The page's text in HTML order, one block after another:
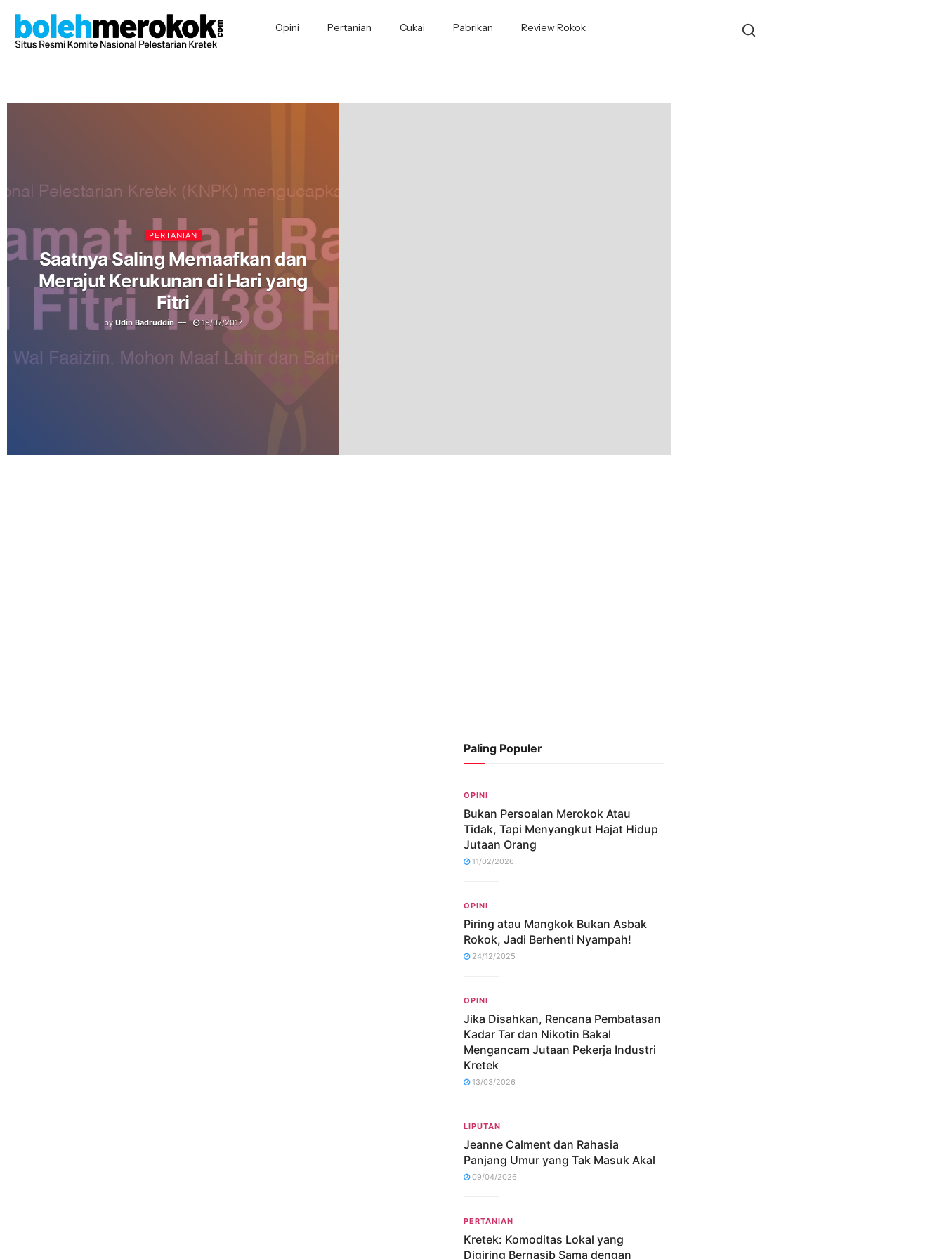
Opini Pertanian Cukai Pabrikan Review Rokok
PERTANIAN
Saatnya Saling Memaafkan dan
Merajut Kerukunan di Hari yang
Fitri
by Udin Badruddin 19/07/2017
Paling Populer
OPINI
Bukan Persoalan Merokok Atau
Tidak, Tapi Menyangkut Hajat Hidup
Jutaan Orang
11/02/2026
OPINI
Piring atau Mangkok Bukan Asbak
Rokok, Jadi Berhenti Nyampah!
24/12/2025
OPINI
Jika Disahkan, Rencana Pembatasan
Kadar Tar dan Nikotin Bakal
Mengancam Jutaan Pekerja Industri
Kretek
13/03/2026
LIPUTAN
Jeanne Calment dan Rahasia
Panjang Umur yang Tak Masuk Akal
09/04/2026
PERTANIAN
Kretek: Komoditas Lokal yang
Digiring Bernasib Sama dengan